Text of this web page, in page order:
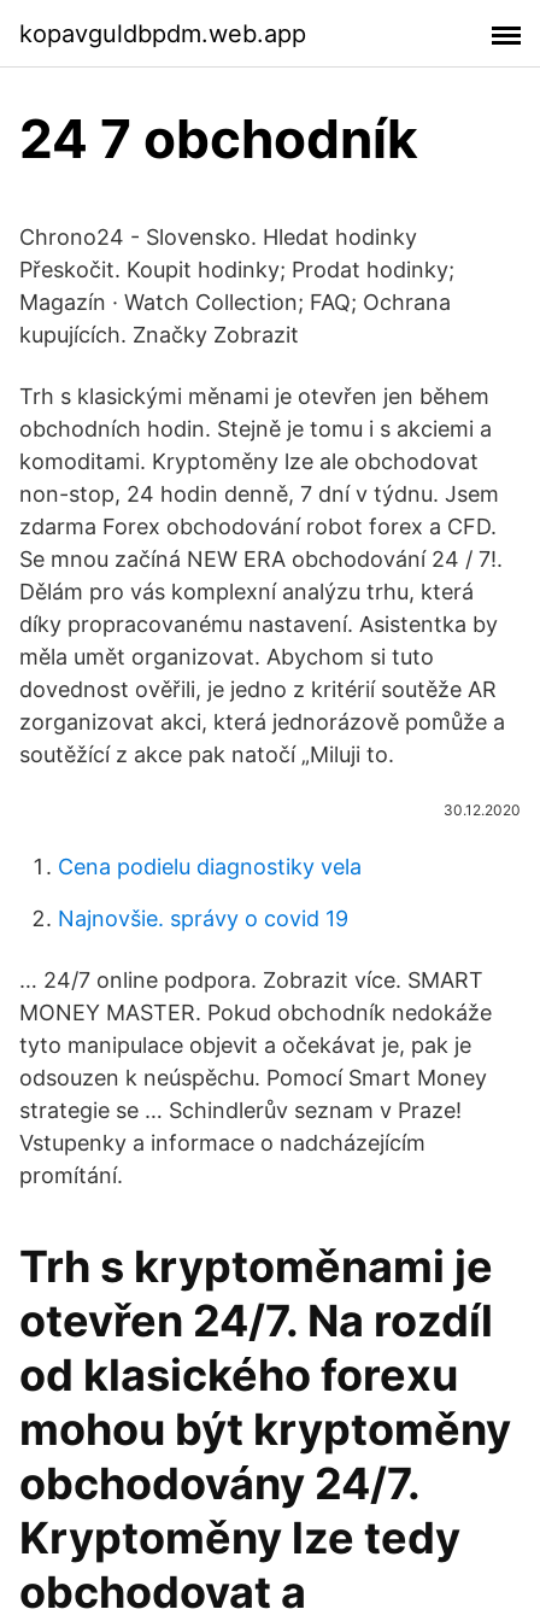
kopavguldbpdm.web.app
24 7 obchodník
Chrono24 - Slovensko. Hledat hodinky
Přeskočit. Koupit hodinky; Prodat hodinky;
Magazín · Watch Collection; FAQ; Ochrana
kupujících. Značky Zobrazit
Trh s klasickými měnami je otevřen jen během
obchodních hodin. Stejně je tomu i s akciemi a
komoditami. Kryptoměny lze ale obchodovat
non-stop, 24 hodin denně, 7 dní v týdnu. Jsem
zdarma Forex obchodování robot forex a CFD.
Se mnou začíná NEW ERA obchodování 24 / 7!.
Dělám pro vás komplexní analýzu trhu, která
díky propracovanému nastavení. Asistentka by
měla umět organizovat. Abychom si tuto
dovednost ověřili, je jedno z kritérií soutěže AR
zorganizovat akci, která jednorázově pomůže a
soutěžící z akce pak natočí „Miluji to.
30.12.2020
Cena podielu diagnostiky vela
Najnovšie. správy o covid 19
… 24/7 online podpora. Zobrazit více. SMART
MONEY MASTER. Pokud obchodník nedokáže
tyto manipulace objevit a očekávat je, pak je
odsouzen k neúspěchu. Pomocí Smart Money
strategie se … Schindlerův seznam v Praze!
Vstupenky a informace o nadcházejícím
promítání.
Trh s kryptoměnami je
otevřen 24/7. Na rozdíl
od klasického forexu
mohou být kryptoměny
obchodovány 24/7.
Kryptoměny lze tedy
obchodovat a